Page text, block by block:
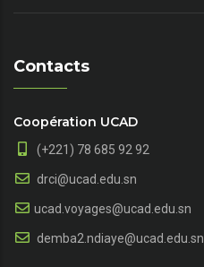
Contacts
Coopération UCAD
(+221) 78 685 92 92
drci@ucad.edu.sn
ucad.voyages@ucad.edu.sn
demba2.ndiaye@ucad.edu.sn